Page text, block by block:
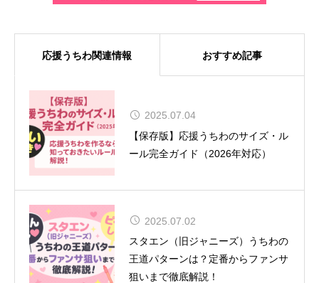
応援うちわ関連情報 おすすめ記事
2025.07.04
【保存版】応援うちわのサイズ・ル
ール完全ガイド（2026年対応）
2025.07.02
スタエン（旧ジャニーズ）うちわの
王道パターンは？定番からファンサ
狙いまで徹底解説！
MUSE、8年ぶりの来日が決定！大
阪では『SONIC EXPO 2025』のヘ
ッドライナーとして特別公演を実施
舞台『呪術廻戦』-懐玉・玉折- 全キ
ャスト＆ビジュアル解禁！